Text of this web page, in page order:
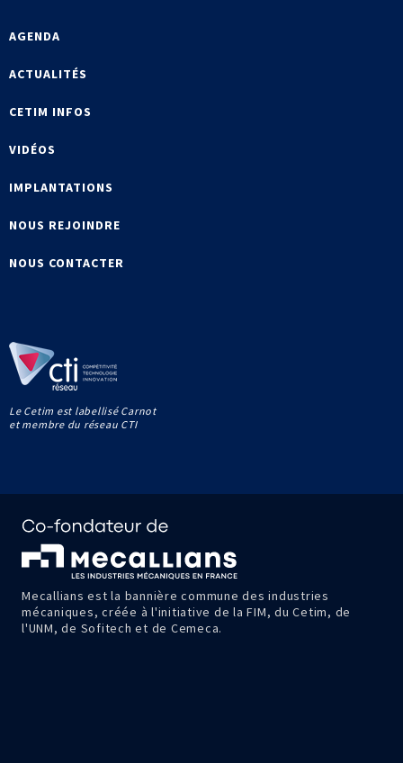
Le Cetim est labellisé Carnot
et membre du réseau CTI
AGENDA
ACTUALITÉS
CETIM INFOS
VIDÉOS
IMPLANTATIONS
NOUS REJOINDRE
NOUS CONTACTER
Mecallians est la bannière commune des industries
mécaniques, créée à l'initiative de la FIM, du Cetim, de
l'UNM, de Sofitech et de Cemeca.